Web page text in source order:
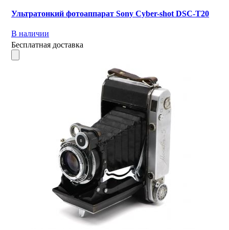
Ультратонкий фотоаппарат Sony Cyber-shot DSC-T20
В наличии
Бесплатная доставка